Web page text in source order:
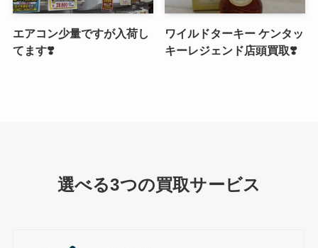
エアコン少量ですが入荷し
てます❣️
ワイルドターキー ケンタッ
キーレジェンド店頭買取❣️
選べる3つの買取サービス